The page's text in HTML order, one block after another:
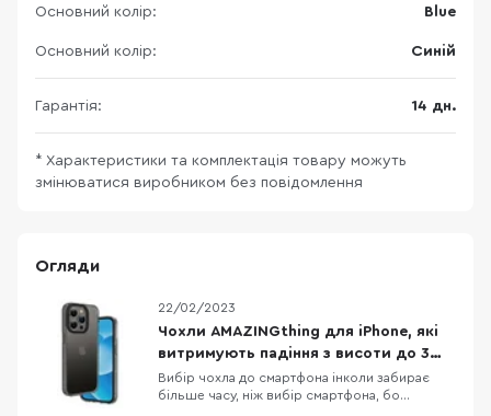
Основний колір: Blue
Основний колір: Синій
Гарантія: 14 дн.
* Характеристики та комплектація товару можуть
змінюватися виробником без повідомлення
Огляди
22/02/2023
Чохли AMAZINGthing для iPhone, які
витримують падіння з висоти до 3
метрів
Вибір чохла до смартфона інколи забирає
більше часу, ніж вибір смартфона, бо